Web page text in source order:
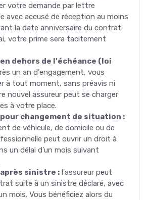
votre demande par lettre
avec accusé de réception au moins
la date anniversaire du contrat.
votre prime sera tacitement
dehors de l'échéance (loi
un an d'engagement, vous
à tout moment, sans préavis ni
nouvel assureur peut se charger
à votre place.
changement de situation :
de véhicule, de domicile ou de
peut ouvrir un droit à
un délai d'un mois suivant
sinistre : l'assureur peut
suite à un sinistre déclaré, avec
mois. Vous bénéficiez alors du